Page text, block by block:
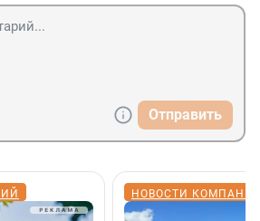
Отправить
НОВОСТИ